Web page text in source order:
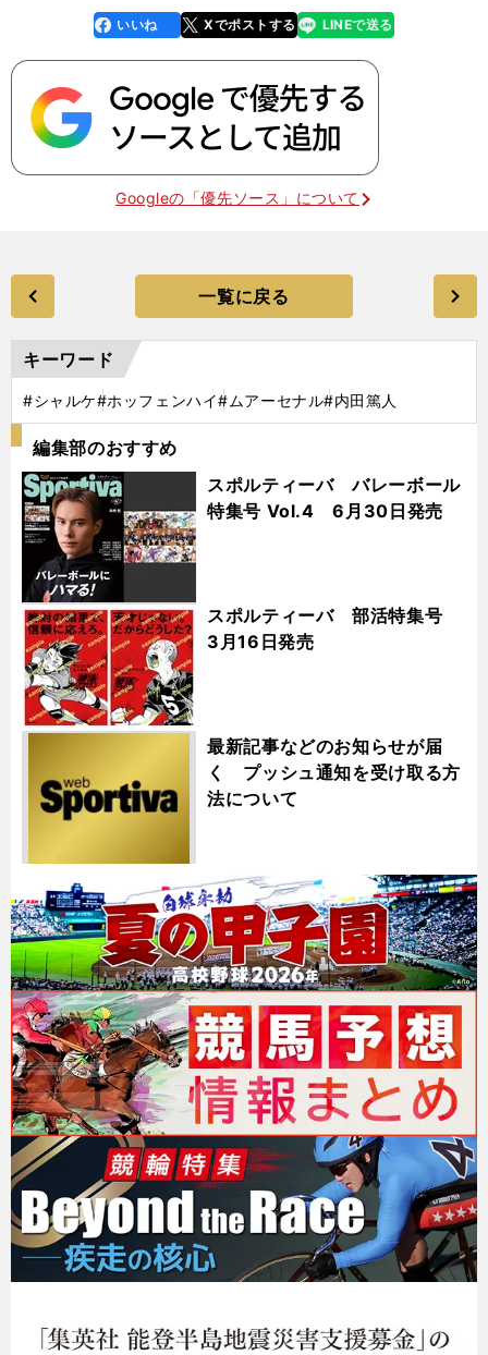
faceboo
k
いいね Xでポストする
line LINEで送る
Googleの「優先ソース」について
一覧に戻る
キーワード
#シャルケ#ホッフェンハイ#ムアーセナル#内田篤人
編集部のおすすめ
スポルティーバ バレーボール
特集号 Vol.4 6月30日発売
スポルティーバ 部活特集号
3月16日発売
最新記事などのお知らせが届
く プッシュ通知を受け取る方
法について